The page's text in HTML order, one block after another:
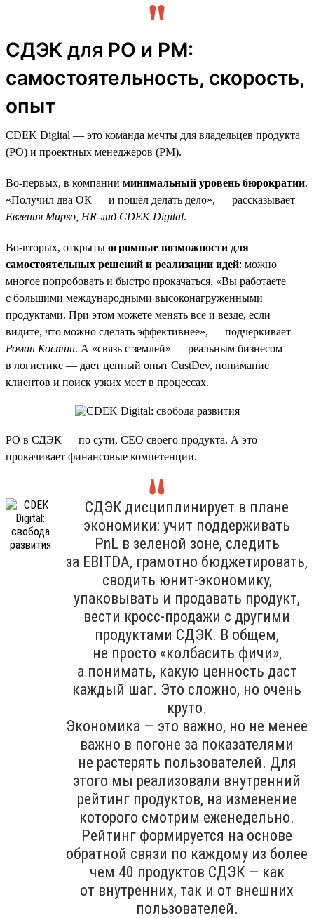
СДЭК для PO и PM:
самостоятельность, скорость,
опыт
CDEK Digital — это команда мечты для владельцев продукта
(PO) и проектных менеджеров (PM).
Во-первых, в компании минимальный уровень бюрократии.
«Получил два ОК — и пошел делать дело», — рассказывает
Евгения Мирко, HR-лид CDEK Digital.
Во-вторых, открыты огромные возможности для
самостоятельных решений и реализации идей: можно
многое попробовать и быстро прокачаться. «Вы работаете
с большими международными высоконагруженными
продуктами. При этом можете менять все и везде, если
видите, что можно сделать эффективнее», — подчеркивает
Роман Костин. А «связь с землей» — реальным бизнесом
в логистике — дает ценный опыт CustDev, понимание
клиентов и поиск узких мест в процессах.
PO в СДЭК — по сути, CEO своего продукта. А это
прокачивает финансовые компетенции.
СДЭК дисциплинирует в плане
экономики: учит поддерживать
PnL в зеленой зоне, следить
за EBITDA, грамотно бюджетировать,
сводить юнит-экономику,
упаковывать и продавать продукт,
вести кросс-продажи с другими
продуктами СДЭК. В общем,
не просто «колбасить фичи»,
а понимать, какую ценность даст
каждый шаг. Это сложно, но очень
круто.
Экономика — это важно, но не менее
важно в погоне за показателями
не растерять пользователей. Для
этого мы реализовали внутренний
рейтинг продуктов, на изменение
которого смотрим еженедельно.
Рейтинг формируется на основе
обратной связи по каждому из более
чем 40 продуктов СДЭК — как
от внутренних, так и от внешних
пользователей.